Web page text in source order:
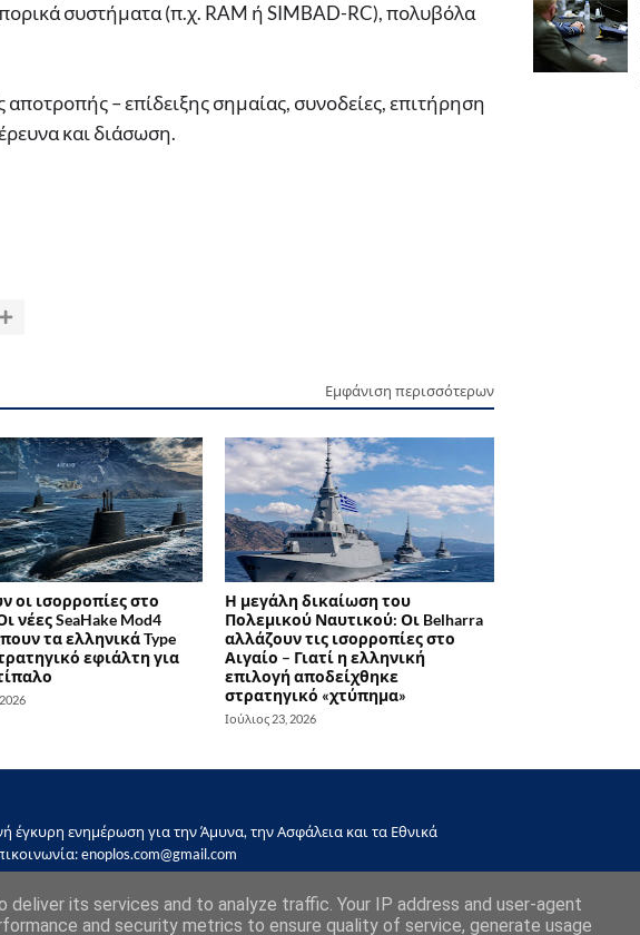
συστήματα (π.χ. RAM ή SIMBAD-RC), πολυβόλα
αποτροπής – επίδειξης σημαίας, συνοδείες, επιτήρηση
και διάσωση.
Εμφάνιση περισσότερων
οι ισορροπίες στο
νέες SeaHake Mod4
τα ελληνικά Type
εφιάλτη για
Η μεγάλη δικαίωση του
Πολεμικού Ναυτικού: Οι Belharra
αλλάζουν τις ισορροπίες στο
Αιγαίο – Γιατί η ελληνική
επιλογή αποδείχθηκε
στρατηγικό «χτύπημα»
Ιούλιος 23, 2026
έγκυρη ενημέρωση για την Άμυνα, την Ασφάλεια και τα Εθνικά
enoplos.com@gmail.com
its services and to analyze traffic. Your IP address and user-agent
and security metrics to ensure quality of service, generate usage